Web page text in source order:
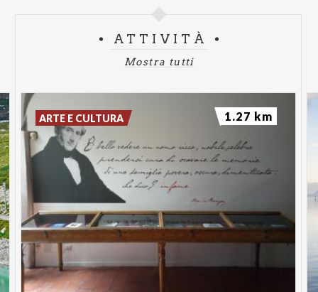
ATTIVITÀ
Mostra tutti
ARTE E CULTURA 1.27 km